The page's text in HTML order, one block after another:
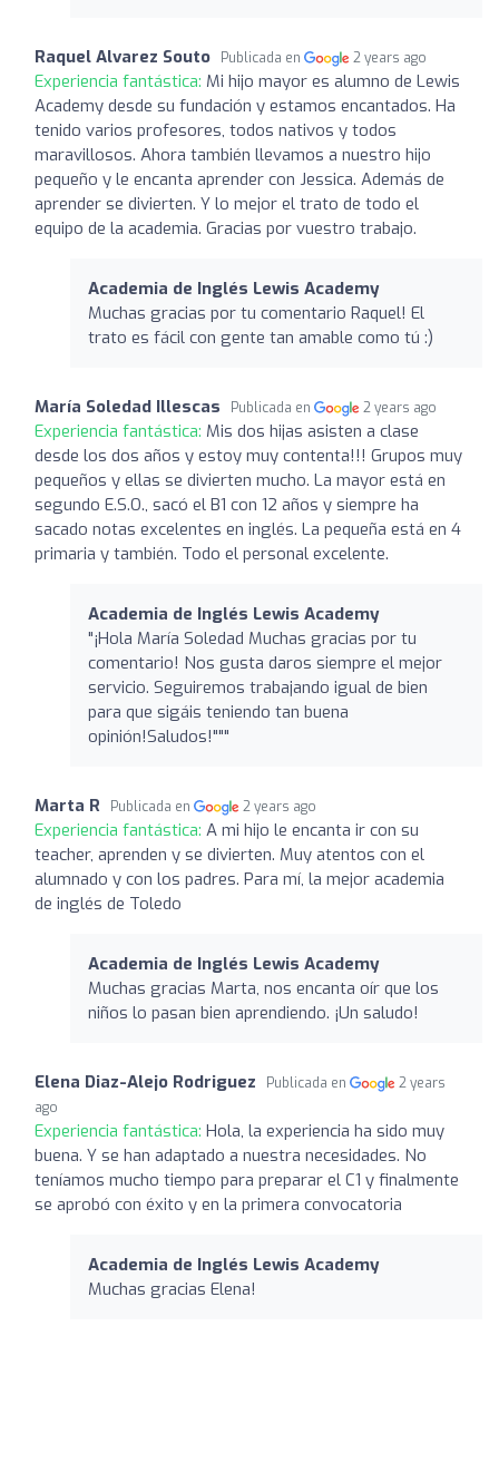
Raquel Alvarez Souto Publicada en 2 years ago
Experiencia fantástica: Mi hijo mayor es alumno de Lewis
Academy desde su fundación y estamos encantados. Ha
tenido varios profesores, todos nativos y todos
maravillosos. Ahora también llevamos a nuestro hijo
pequeño y le encanta aprender con Jessica. Además de
aprender se divierten. Y lo mejor el trato de todo el
equipo de la academia. Gracias por vuestro trabajo.
Academia de Inglés Lewis Academy
Muchas gracias por tu comentario Raquel! El
trato es fácil con gente tan amable como tú :)
María Soledad Illescas Publicada en 2 years ago
Experiencia fantástica: Mis dos hijas asisten a clase
desde los dos años y estoy muy contenta!!! Grupos muy
pequeños y ellas se divierten mucho. La mayor está en
segundo E.S.O., sacó el B1 con 12 años y siempre ha
sacado notas excelentes en inglés. La pequeña está en 4
primaria y también. Todo el personal excelente.
Academia de Inglés Lewis Academy
"¡Hola María Soledad Muchas gracias por tu
comentario! Nos gusta daros siempre el mejor
servicio. Seguiremos trabajando igual de bien
para que sigáis teniendo tan buena
opinión!Saludos!"""
Marta R Publicada en 2 years ago
Experiencia fantástica: A mi hijo le encanta ir con su
teacher, aprenden y se divierten. Muy atentos con el
alumnado y con los padres. Para mí, la mejor academia
de inglés de Toledo
Academia de Inglés Lewis Academy
Muchas gracias Marta, nos encanta oír que los
niños lo pasan bien aprendiendo. ¡Un saludo!
Elena Diaz-Alejo Rodriguez Publicada en
2 years
ago
Experiencia fantástica: Hola, la experiencia ha sido muy
buena. Y se han adaptado a nuestra necesidades. No
teníamos mucho tiempo para preparar el C1 y finalmente
se aprobó con éxito y en la primera convocatoria
Academia de Inglés Lewis Academy
Muchas gracias Elena!